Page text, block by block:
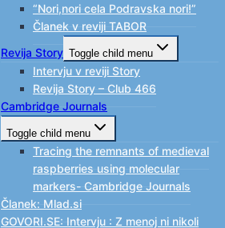
“Nori,nori cela Podravska nori!”
Članek v reviji TABOR
Revija Story Toggle child menu
Intervju v reviji Story
Revija Story – Club 466
Cambridge Journals
Toggle child menu
Tracing the remnants of medieval
raspberries using molecular
markers- Cambridge Journals
Članek: Mlad.si
GOVORI.SE: Intervju : Z menoj ni nikoli